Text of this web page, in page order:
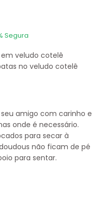
veludo cotelê
no veludo cotelê
amigo com carinho e
onde é necessário.
para secar à
não ficam de pé
para sentar.